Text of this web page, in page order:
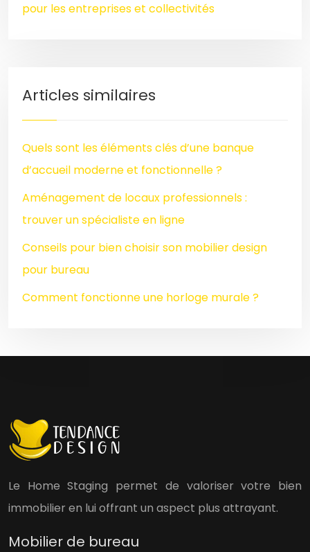
pour les entreprises et collectivités
Articles similaires
Quels sont les éléments clés d’une banque
d’accueil moderne et fonctionnelle ?
Aménagement de locaux professionnels :
trouver un spécialiste en ligne
Conseils pour bien choisir son mobilier design
pour bureau
Comment fonctionne une horloge murale ?
Le Home Staging permet de valoriser votre bien
immobilier en lui offrant un aspect plus attrayant.
Mobilier de bureau